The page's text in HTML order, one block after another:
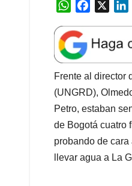
W
a
t
s
A
p
p
e
b
o
o
k
I
Frente al director
(UNGRD),
Petro, estaban
de Bogotá cuatro
probando de
llevar agua a La